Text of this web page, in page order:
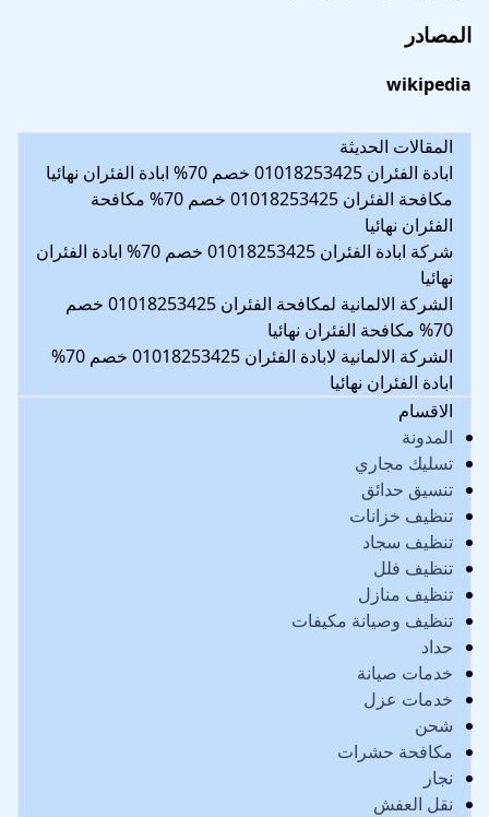
المصادر
wikipedia
المقالات الحديثة
ابادة الفئران 01018253425 خصم 70% ابادة الفئران نهائيا
مكافحة الفئران 01018253425 خصم 70% مكافحة
الفئران نهائيا
شركة ابادة الفئران 01018253425 خصم 70% ابادة الفئران
نهائيا
الشركة الالمانية لمكافحة الفئران 01018253425 خصم
70% مكافحة الفئران نهائيا
الشركة الالمانية لابادة الفئران 01018253425 خصم 70%
ابادة الفئران نهائيا
الاقسام
المدونة
تسليك مجاري
تنسيق حدائق
تنظيف خزانات
تنظيف سجاد
تنظيف فلل
تنظيف منازل
تنظيف وصيانة مكيفات
حداد
خدمات صيانة
خدمات عزل
شحن
مكافحة حشرات
نجار
نقل العفش